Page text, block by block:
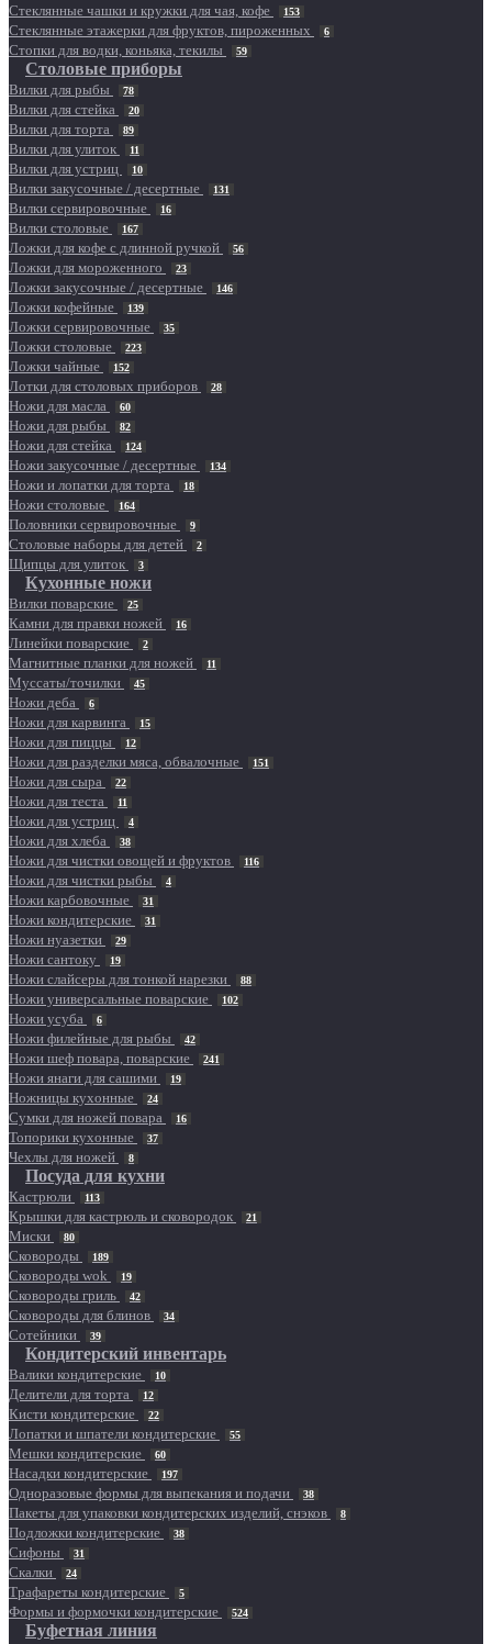
Стеклянные чашки и кружки для чая, кофе 153
Стеклянные этажерки для фруктов, пироженных 6
Стопки для водки, коньяка, текилы 59
Столовые приборы
Вилки для рыбы 78
Вилки для стейка 20
Вилки для торта 89
Вилки для улиток 11
Вилки для устриц 10
Вилки закусочные / десертные 131
Вилки сервировочные 16
Вилки столовые 167
Ложки для кофе с длинной ручкой 56
Ложки для мороженного 23
Ложки закусочные / десертные 146
Ложки кофейные 139
Ложки сервировочные 35
Ложки столовые 223
Ложки чайные 152
Лотки для столовых приборов 28
Ножи для масла 60
Ножи для рыбы 82
Ножи для стейка 124
Ножи закусочные / десертные 134
Ножи и лопатки для торта 18
Ножи столовые 164
Половники сервировочные 9
Столовые наборы для детей 2
Щипцы для улиток 3
Кухонные ножи
Вилки поварские 25
Камни для правки ножей 16
Линейки поварские 2
Магнитные планки для ножей 11
Муссаты/точилки 45
Ножи деба 6
Ножи для карвинга 15
Ножи для пиццы 12
Ножи для разделки мяса, обвалочные 151
Ножи для сыра 22
Ножи для теста 11
Ножи для устриц 4
Ножи для хлеба 38
Ножи для чистки овощей и фруктов 116
Ножи для чистки рыбы 4
Ножи карбовочные 31
Ножи кондитерские 31
Ножи нуазетки 29
Ножи сантоку 19
Ножи слайсеры для тонкой нарезки 88
Ножи универсальные поварские 102
Ножи усуба 6
Ножи филейные для рыбы 42
Ножи шеф повара, поварские 241
Ножи янаги для сашими 19
Ножницы кухонные 24
Сумки для ножей повара 16
Топорики кухонные 37
Чехлы для ножей 8
Посуда для кухни
Кастрюли 113
Крышки для кастрюль и сковородок 21
Миски 80
Сковороды 189
Сковороды wok 19
Сковороды гриль 42
Сковороды для блинов 34
Сотейники 39
Кондитерский инвентарь
Валики кондитерские 10
Делители для торта 12
Кисти кондитерские 22
Лопатки и шпатели кондитерские 55
Мешки кондитерские 60
Насадки кондитерские 197
Одноразовые формы для выпекания и подачи 38
Пакеты для упаковки кондитерских изделий, снэков 8
Подложки кондитерские 38
Сифоны 31
Скалки 24
Трафареты кондитерские 5
Формы и формочки кондитерские 524
Буфетная линия